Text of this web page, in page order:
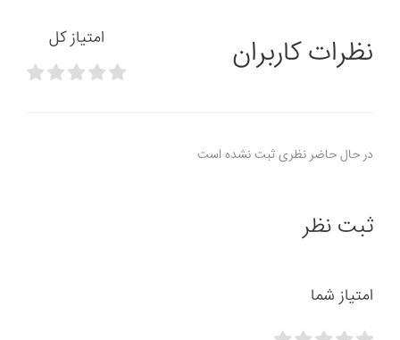
نظرات کاربران امتیاز کل
در حال حاضر نظری ثبت نشده است
ثبت نظر
امتیاز شما